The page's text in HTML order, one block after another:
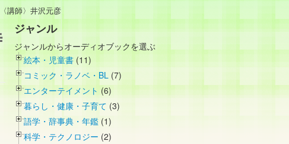
講師〉井沢元彦
ジャンル
ジャンルからオーディオブックを選ぶ
絵本・児童書 (11)
コミック・ラノベ・BL (7)
エンターテイメント (6)
暮らし・健康・子育て (3)
語学・辞事典・年鑑 (1)
科学・テクノロジー (2)